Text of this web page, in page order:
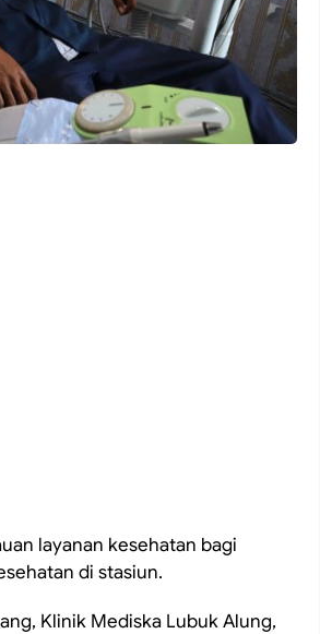
layanan kesehatan bagi
di stasiun.
Klinik Mediska Lubuk Alung,